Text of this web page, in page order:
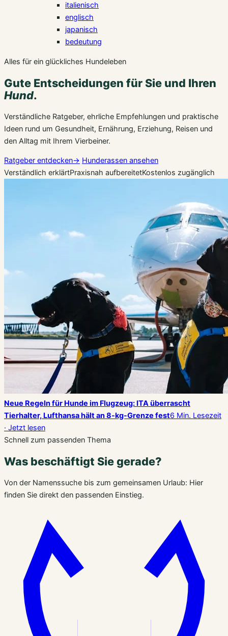
italienisch
englisch
japanisch
bedeutung
Alles für ein glückliches Hundeleben
Gute Entscheidungen für Sie und Ihren
Hund.
Verständliche Ratgeber, ehrliche Empfehlungen und praktische
Ideen rund um Gesundheit, Ernährung, Erziehung, Reisen und
den Alltag mit Ihrem Vierbeiner.
Ratgeber entdecken→ Hunderassen ansehen
Verständlich erklärtPraxisnah aufbereitetKostenlos zugänglich
Neue Regeln für Hunde im Flugzeug: ITA überrascht
Tierhalter, Lufthansa hält an 8-kg-Grenze fest6 Min. Lesezeit
· Jetzt lesen
Schnell zum passenden Thema
Was beschäftigt Sie gerade?
Von der Namenssuche bis zum gemeinsamen Urlaub: Hier
finden Sie direkt den passenden Einstieg.